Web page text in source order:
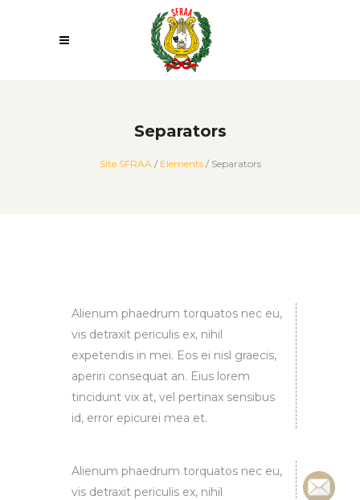
Separators
Site SFRAA/ Elements/ Separators
Alienum phaedrum torquatos nec eu,
vis detraxit periculis ex, nihil
expetendis in mei. Eos ei nisl graecis,
aperiri consequat an. Eius lorem
tincidunt vix at, vel pertinax sensibus
id, error epicurei mea et.
Alienum phaedrum torquatos nec eu,
vis detraxit periculis ex, nihil